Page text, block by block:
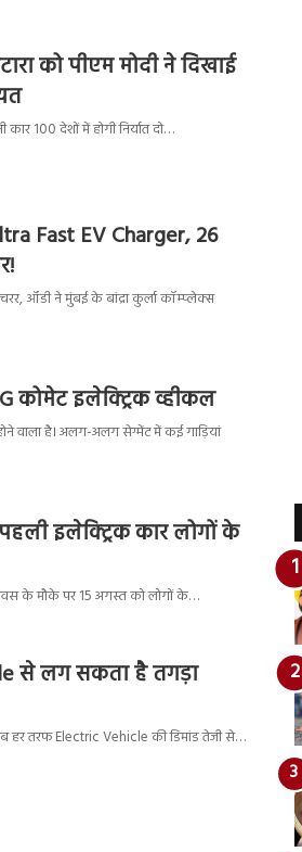
को पीएम मोदी ने दिखाई
कार 100 देशों में होगी निर्यात दो…
Fast EV Charger, 26
ऑडी ने मुंबई के बांद्रा कुर्ला कॉम्प्लेक्स
कोमेट इलेक्ट्रिक व्हीकल
वाला है। अलग-अलग सेग्मेंट में कई गाड़ियां
इलेक्ट्रिक कार लोगों के
के मौके पर 15 अगस्त को लोगों के…
से लग सकता है तगड़ा
तरफ Electric Vehicle की डिमांड तेजी से…